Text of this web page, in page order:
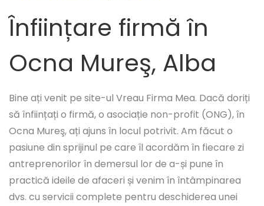
Înființare firmă în
Ocna Mureş, Alba
Bine ați venit pe site-ul Vreau Firma Mea. Dacă doriți
să înființați o firmă, o asociație non-profit (ONG), în
Ocna Mureş, ați ajuns în locul potrivit. Am făcut o
pasiune din sprijinul pe care îl acordăm în fiecare zi
antreprenorilor în demersul lor de a-și pune în
practică ideile de afaceri și venim în întâmpinarea
dvs. cu servicii complete pentru deschiderea unei